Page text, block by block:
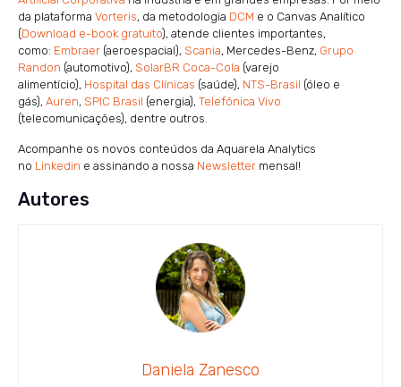
da plataforma Vorteris, da metodologia DCM e o Canvas Analítico
(Download e-book gratuito), atende clientes importantes,
como: Embraer (aeroespacial), Scania, Mercedes-Benz, Grupo
Randon (automotivo), SolarBR Coca-Cola (varejo
alimentício), Hospital das Clínicas (saúde), NTS-Brasil (óleo e
gás), Auren, SPIC Brasil (energia), Telefônica Vivo
(telecomunicações), dentre outros.
Acompanhe os novos conteúdos da Aquarela Analytics
no Linkedin e assinando a nossa Newsletter mensal!
Autores
Daniela Zanesco